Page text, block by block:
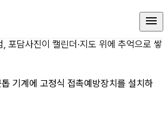
없는 상세 페이지
, 포담사진이 캘린더·지도 위에 추억으로 쌓
기계에 고정식 접촉예방장치를 설치하